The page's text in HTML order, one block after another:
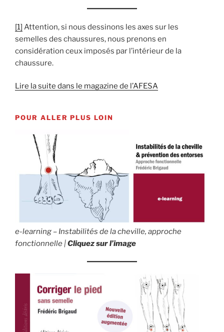
[1] Attention, si nous dessinons les axes sur les
semelles des chaussures, nous prenons en
considération ceux imposés par l’intérieur de la
chaussure.
Lire la suite dans le magazine de l’AFESA
POUR ALLER PLUS LOIN
e-learning – Instabilités de la cheville, approche
fonctionnelle |Cliquez sur l’image